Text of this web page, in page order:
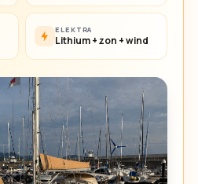
ELEKTRA
Lithium + zon + wind